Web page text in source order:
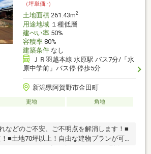
（坪単価:-）
土地面積261.43m2
用途地域１種低層
建ぺい率50%
容積率80%
建築条件なし
ＪＲ羽越本線 水原駅 バス7分/「水
原中学前」バス停 停歩5分
新潟県阿賀野市金田町
更地
角地
などのご不安、ご不明点を解消します！■
■土地70坪以上！自由な建物プランが可
メーカーでお家が建てられます♪■瓢湖ま